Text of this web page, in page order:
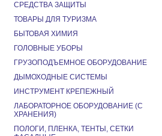
СРЕДСТВА ЗАЩИТЫ
ТОВАРЫ ДЛЯ ТУРИЗМА
БЫТОВАЯ ХИМИЯ
ГОЛОВНЫЕ УБОРЫ
ГРУЗОПОДЪЕМНОЕ ОБОРУДОВАНИЕ
ДЫМОХОДНЫЕ СИСТЕМЫ
ИНСТРУМЕНТ КРЕПЕЖНЫЙ
ЛАБОРАТОРНОЕ ОБОРУДОВАНИЕ (С
ХРАНЕНИЯ)
ПОЛОГИ, ПЛЕНКА, ТЕНТЫ, СЕТКИ